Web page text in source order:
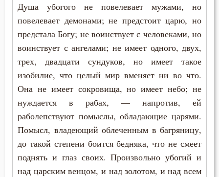
Храм
Христос
Хула
Царство небесное
Церковь
Человек
Душа убогого не повелевает мужами, но
повелевает демонами; не предстоит царю, но
предстала Богу; не воинствует с человеками, но
воинствует с ангелами; не имеет одного, двух,
трех, двадцати сундуков, но имеет такое
изобилие, что целый мир вменяет ни во что.
Она не имеет сокровища, но имеет небо; не
нуждается в рабах, — напротив, ей
раболепствуют помыслы, обладающие царями.
Помысл, владеющий облеченным в багряницу,
до такой степени боится бедняка, что не смеет
поднять и глаз своих. Произвольно убогий и
над царским венцом, и над золотом, и над всем